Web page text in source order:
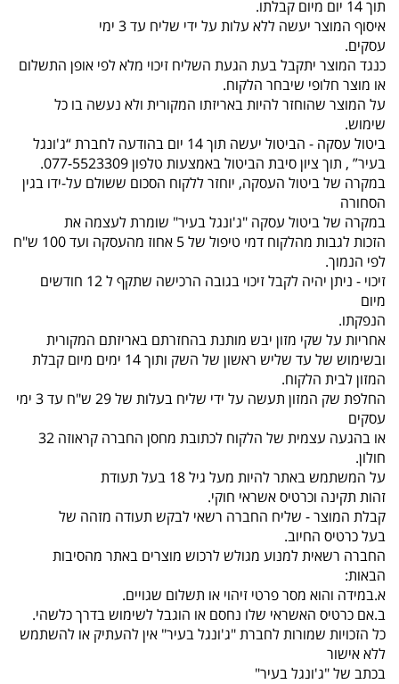
תוך 14 יום מיום קבלתו.
איסוף המוצר יעשה ללא עלות על ידי שליח עד 3 ימי
עסקים.
כנגד המוצר יתקבל בעת הגעת השליח זיכוי מלא לפי אופן התשלום
או מוצר חלופי שיבחר הלקוח.
על המוצר שהוחזר להיות באריזתו המקורית ולא נעשה בו כל
שימוש.
ביטול עסקה - הביטול יעשה תוך 14 יום בהודעה לחברת “ג'ונגל
בעיר” , תוך ציון סיבת הביטול באמצעות טלפון 077-5523309.
במקרה של ביטול העסקה, יוחזר ללקוח הסכום ששולם על-ידו בגין
הסחורה
במקרה של ביטול עסקה "ג'ונגל בעיר" שומרת לעצמה את
הזכות לגבות מהלקוח דמי טיפול של 5 אחוז מהעסקה ועד 100 ש"ח
לפי הנמוך.
זיכוי - ניתן יהיה לקבל זיכוי בגובה הרכישה שתקף ל 12 חודשים
מיום
הנפקתו.
אחריות על שקי מזון יבש מותנת בהחזרתם באריזתם המקורית
ובשימוש של עד שליש ראשון של השק ותוך 14 ימים מיום קבלת
המזון לבית הלקוח.
החלפת שק המזון תעשה על ידי שליח בעלות של 29 ש"ח עד 3 ימי
עסקים
או בהגעה עצמית של הלקוח לכתובת מחסן החברה קראוזה 32
חולון.
על המשתמש באתר להיות מעל גיל 18 בעל תעודת
זהות תקינה וכרטיס אשראי חוקי.
קבלת המוצר - שליח החברה רשאי לבקש תעודה מזהה של
בעל כרטיס החיוב.
החברה רשאית למנוע מגולש לרכוש מוצרים באתר מהסיבות
הבאות:
א.במידה והוא מסר פרטי זיהוי או תשלום שגויים.
ב.אם כרטיס האשראי שלו נחסם או הוגבל לשימוש בדרך כלשהי.
כל הזכויות שמורות לחברת "ג'ונגל בעיר" אין להעתיק או להשתמש
ללא אישור
בכתב של "ג'ונגל בעיר"